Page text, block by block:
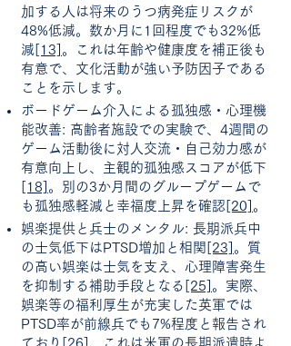
加する人は将来のうつ病発症リスクが
48%低減。数か月に1回程度でも32%低
減 [13] 。これは年齢や健康度を補正後も
有意で、文化活動が強い予防因子である
ことを示します。
ボードゲーム介入による孤独感・心理機
能改善: 高齢者施設での実験で、4週間の
ゲーム活動後に対人交流・自己効力感が
有意向上し、主観的孤独感スコアが低下
[18] 。別の3か月間のグループゲームで
も孤独感軽減と幸福度上昇を確認 [20] 。
娯楽提供と兵士のメンタル: 長期派兵中
の士気低下はPTSD増加と相関 [23] 。質
の高い娯楽は士気を支え、心理障害発生
を抑制する補助手段となる [25] 。実際、
娯楽等の福利厚生が充実した英軍では
PTSD率が前線兵でも7%程度と報告され
ており
[26] 、これは米軍の長期派遣時よ